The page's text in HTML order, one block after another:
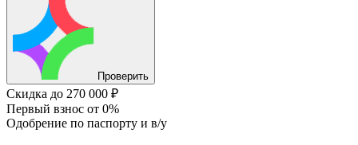
Проверить
Скидка до 270 000 ₽
Первый взнос от 0%
Одобрение по паспорту и в/у